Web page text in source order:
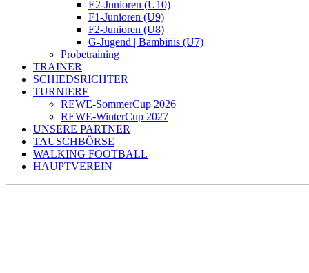
E2-Junioren (U10)
F1-Junioren (U9)
F2-Junioren (U8)
G-Jugend | Bambinis (U7)
Probetraining
TRAINER
SCHIEDSRICHTER
TURNIERE
REWE-SommerCup 2026
REWE-WinterCup 2027
UNSERE PARTNER
TAUSCHBÖRSE
WALKING FOOTBALL
HAUPTVEREIN